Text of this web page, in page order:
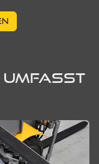
UMFASST